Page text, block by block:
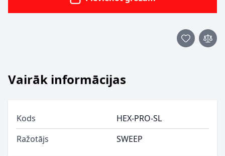
Vairāk informācijas
Kods
HEX-PRO-SL
Ražotājs
SWEEP